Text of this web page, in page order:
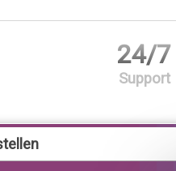
24/7
Support